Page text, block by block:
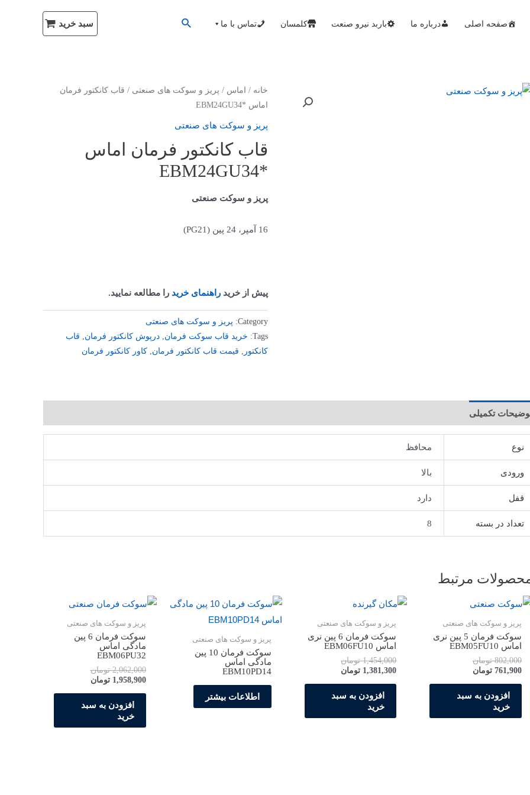
صفحه اصلی درباره ما باربد نیرو صنعت کلمسان تماس با ما سبد خرید
خانه / اماس / پریز و سوکت های صنعتی / قاب کانکتور فرمان
اماس *EBM24GU34
پریز و سوکت های صنعتی
قاب کانکتور فرمان اماس
*EBM24GU34
پریز و سوکت صنعتی
16 آمپر، 24 پین (PG21)
پیش از خرید راهنمای خرید را مطالعه نمایید.
Category:
پریز و سوکت های صنعتی
Tags:
خرید قاب سوکت فرمان, درپوش کانکتور فرمان, قاب
کانکتور , قیمت قاب کانکتور فرمان, کاور کانکتور فرمان
تکمیلی
نوع محافظ
ورودی بالا
قفل دارد
تعداد در بسته 8
مرتبط
پریز و سوکت های صنعتی
سوکت فرمان 5 پین نری
اماس EBM05FU10
802,000 تومان
761,900 تومان
افزودن به سبد
خرید
پریز و سوکت های صنعتی
سوکت فرمان 6 پین نری
اماس EBM06FU10
1,454,000 تومان
1,381,300 تومان
افزودن به سبد
خرید
پریز و سوکت های صنعتی
سوکت فرمان 10 پین
مادگی اماس
EBM10PD14
اطلاعات بیشتر
پریز و سوکت های صنعتی
سوکت فرمان 6 پین
مادگی اماس
EBM06PU32
2,062,000 تومان
1,958,900 تومان
افزودن به سبد
خرید